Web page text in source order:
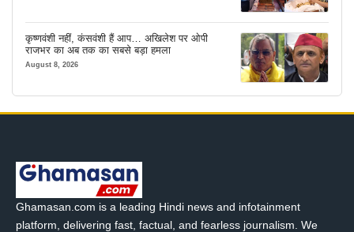
कृष्णवंशी नहीं, कंसवंशी हैं आप… अखिलेश पर ओपी
राजभर का अब तक का सबसे बड़ा हमला
August 8, 2026
Ghamasan.com is a leading Hindi news and infotainment
platform, delivering fast, factual, and fearless journalism. We